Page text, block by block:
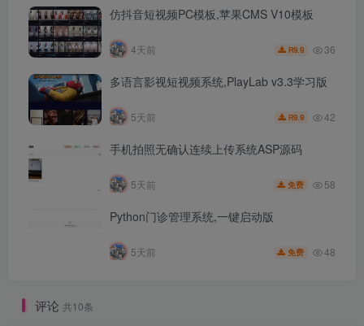
仿抖音短视频PC模板,苹果CMS V10模板
4天前 R9.9 36
多语言影视短视频系统,PlayLab v3.3学习版
5天前 R9.9 42
手机拍照无确认连续上传系统ASP源码
5天前 免费 58
Python门诊管理系统,一键启动版
5天前 免费 48
评论 共10条